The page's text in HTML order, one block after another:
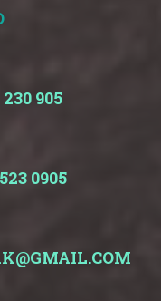
230 905
0905